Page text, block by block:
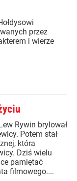
przez
i wierze
Rywin brylował
Potem stał
która
Dziś wielu
pamiętać
filmowego....